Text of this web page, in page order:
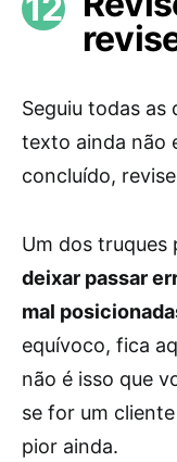
Seguiu todas as
texto ainda não
concluído,
Um dos truques
deixar passar
mal
equívoco, fica
não é isso que
se for um
pior ainda.